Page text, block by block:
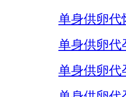
单身供卵代
单身供卵代
单身供卵代